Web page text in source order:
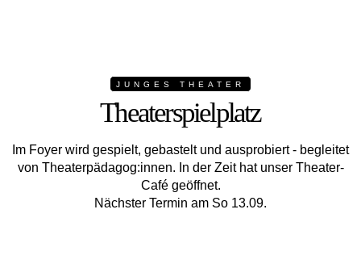
JUNGES THEATER
Theaterspielplatz
Im Foyer wird gespielt, gebastelt und ausprobiert - begleitet
von Theaterpädagog:innen. In der Zeit hat unser Theater-
Café geöffnet.
Nächster Termin am So 13.09.